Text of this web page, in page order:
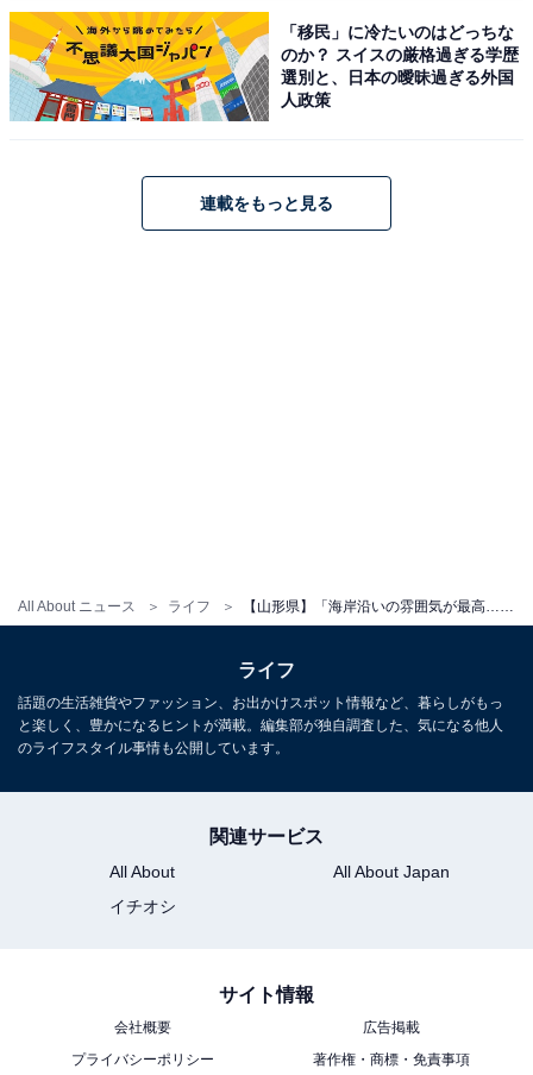
All About ニュース ライフ
るAll About発のニュースメディアです。お金や仕事、恋愛、ITに関
する疑問に対して専門家が分かりやすく回答するほか、エンタメ情
報やSNSで話題のトピックスを紹介しています。
...続きを読む
こちらもおすすめ
う「銀山温泉」の魅力とは？ 1度は見たい絶景
「移民」に冷たいのはどっちな
のか？ スイスの厳格過ぎる学歴
選別と、日本の曖昧過ぎる外国
人政策
連載をもっと見る
ライフ
話題の生活雑貨やファッション、お出かけスポット情報など、暮らしがもっ
と楽しく、豊かになるヒントが満載。編集部が独自調査した、気になる他人
のライフスタイル事情も公開しています。
関連サービス
All About
All About Japan
イチオシ
サイト情報
会社概要
広告掲載
プライバシーポリシー
著作権・商標・免責事項